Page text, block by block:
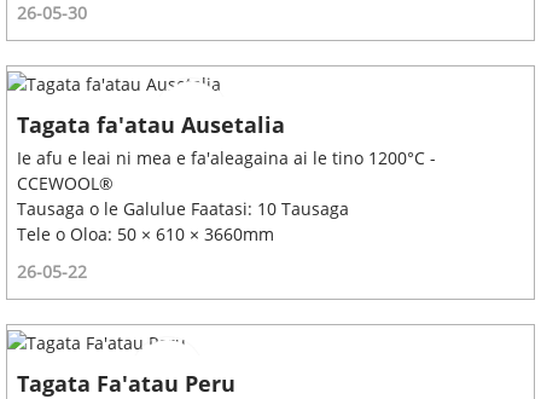
26-05-30
Tagata fa'atau Ausetalia
Ie afu e leai ni mea e fa'aleagaina ai le tino 1200°C -
CCEWOOL®
Tausaga o le Galulue Faatasi: 10 Tausaga
Tele o Oloa: 50 × 610 × 3660mm
26-05-22
Tagata Fa'atau Peru